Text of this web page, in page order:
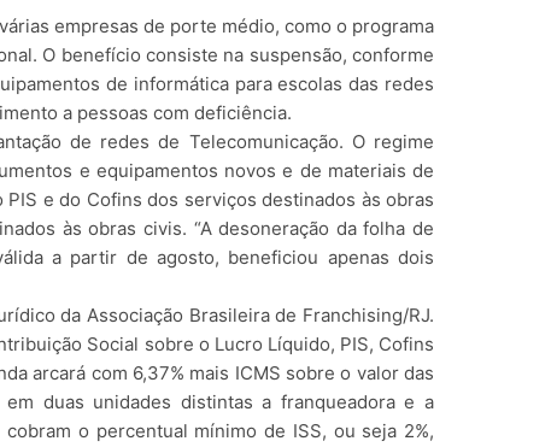
empresas de porte médio, como o programa
O benefício consiste na suspensão, conforme
de informática para escolas das redes
a pessoas com deficiência.
de redes de Telecomunicação. O regime
e equipamentos novos e de materiais de
e do Cofins dos serviços destinados às obras
às obras civis. “A desoneração da folha de
a partir de agosto, beneficiou apenas dois
da Associação Brasileira de Franchising/RJ.
Social sobre o Lucro Líquido, PIS, Cofins
arcará com 6,37% mais ICMS sobre o valor das
duas unidades distintas a franqueadora e a
o percentual mínimo de ISS, ou seja 2%,